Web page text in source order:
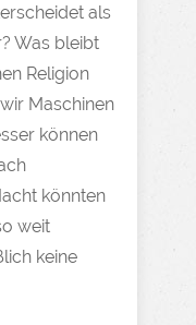
als
Was bleibt
Religion
Maschinen
können
könnten
weit
keine